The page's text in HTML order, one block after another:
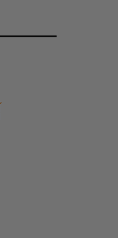
tarvikekasetit yleensä ovat.